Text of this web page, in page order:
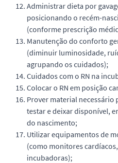
Administrar dieta por
posicionando o recém-
(conforme prescrição
Manutenção do conforto
(diminuir luminosidade,
agrupando os cuidados);
Cuidados com o RN na
Colocar o RN em posição
Prover material necessário
testar e deixar disponível,
do nascimento;
Utilizar equipamentos de
(como monitores
incubadoras);